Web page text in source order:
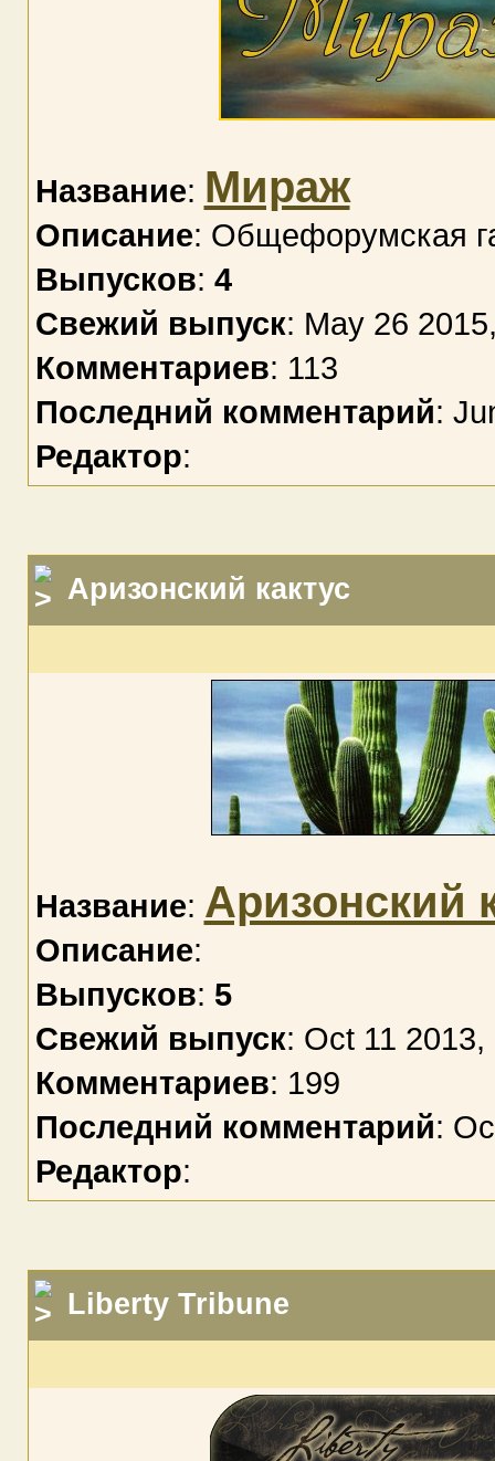
Название: Мираж
Описание: Общефорумская
Выпусков: 4
Свежий выпуск: May 26
Комментариев: 113
Последний комментарий:
Редактор:
Аризонский кактус
Название: Аризонский
Описание:
Выпусков: 5
Свежий выпуск: Oct 11 2013,
Комментариев: 199
Последний комментарий:
Редактор:
Liberty Tribune